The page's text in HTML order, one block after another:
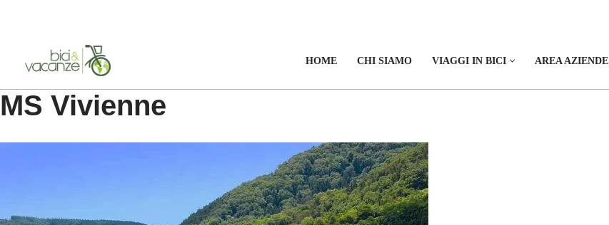
HOME CHI SIAMO VIAGGI IN BICI AREA AZIENDE
MS Vivienne